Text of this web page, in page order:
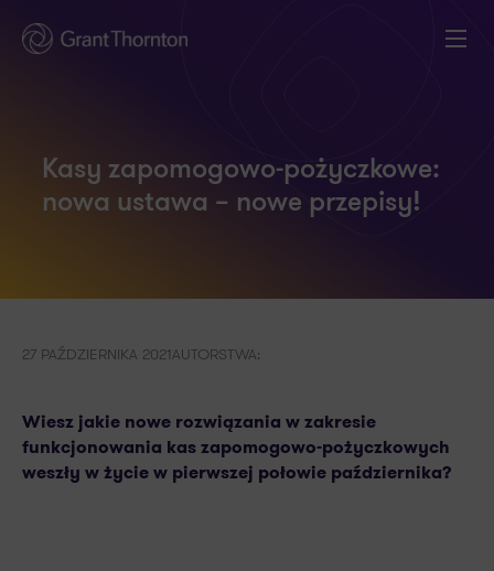
Kasy zapomogowo-pożyczkowe:
nowa ustawa – nowe przepisy!
27 PAŹDZIERNIKA 2021AUTORSTWA:
Wiesz jakie nowe rozwiązania w zakresie
funkcjonowania kas zapomogowo-pożyczkowych
weszły w życie w pierwszej połowie października?